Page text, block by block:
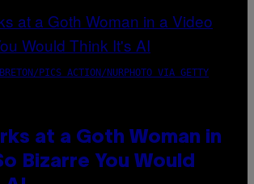
PICS ACTION/NURPHOTO VIA GETTY
at a Goth Woman in
Bizarre You Would